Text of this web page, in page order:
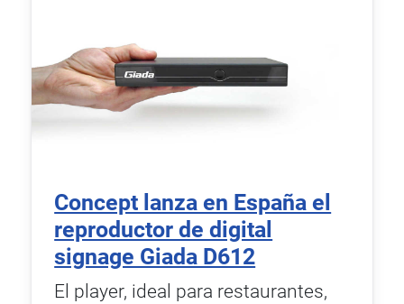
Concept lanza en España el
reproductor de digital
signage Giada D612
El player, ideal para restaurantes,